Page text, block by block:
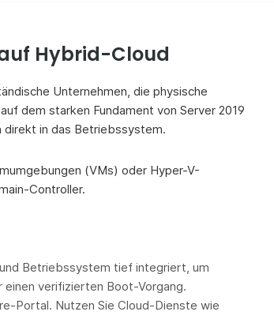
Hybrid-Cloud
Unternehmen, die physische
dem starken Fundament von Server 2019
in das Betriebssystem.
(VMs) oder Hyper-V-
Controller.
Betriebssystem tief integriert, um
verifizierten Boot-Vorgang.
Portal. Nutzen Sie Cloud-Dienste wie